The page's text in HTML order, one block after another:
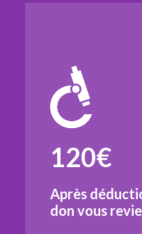
120€
Après
don vous